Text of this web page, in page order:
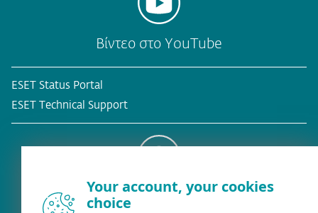
Βίντεο στο YouTube
ESET Status Portal
ESET Technical Support
Υφιστάμενος πελάτης
Your account, your cookies
choice